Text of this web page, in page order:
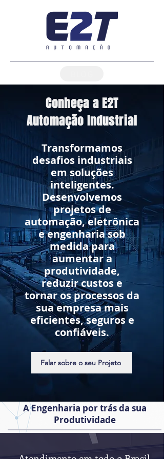
Conheça a E2T
Automação Industrial
Transformamos
desafios industriais
em soluções
inteligentes.
Desenvolvemos
projetos de
automação, eletrônica
e engenharia sob
medida para
aumentar a
produtividade,
reduzir custos e
tornar os processos da
sua empresa mais
eficientes, seguros e
confiáveis.
Falar sobre o seu Projeto
A Engenharia por trás da sua
Produtividade